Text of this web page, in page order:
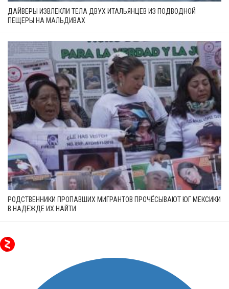
ДАЙВЕРЫ ИЗВЛЕКЛИ ТЕЛА ДВУХ ИТАЛЬЯНЦЕВ ИЗ ПОДВОДНОЙ
ПЕЩЕРЫ НА МАЛЬДИВАХ
РОДСТВЕННИКИ ПРОПАВШИХ МИГРАНТОВ ПРОЧЁСЫВАЮТ ЮГ МЕКСИКИ
В НАДЕЖДЕ ИХ НАЙТИ